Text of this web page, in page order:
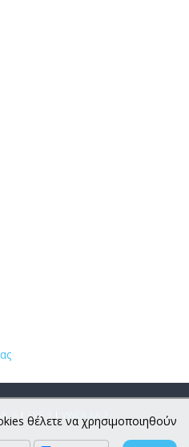
5 CSS 3
θέλετε να χρησιμοποιηθούν